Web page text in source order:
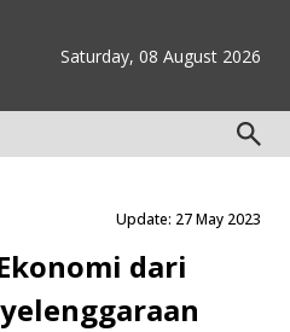
Saturday, 08 August 2026
Update: 27 May 2023
dari